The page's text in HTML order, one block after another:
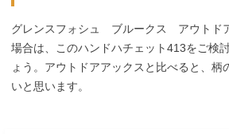
グレンスフォシュ ブルークス アウトド
場合は、このハンドハチェット413をご検
ょう。アウトドアアックスと比べると、柄
いと思います。